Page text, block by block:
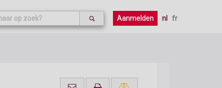
Aanmelden nl fr
ons om je verder te helpen.